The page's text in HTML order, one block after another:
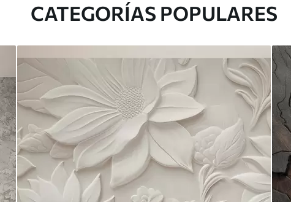
CATEGORÍAS POPULARES